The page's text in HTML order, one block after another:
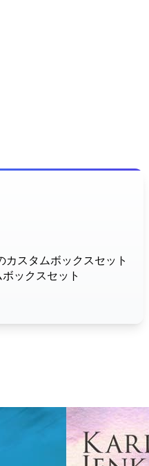
カスタムボックスセット
ックスセット